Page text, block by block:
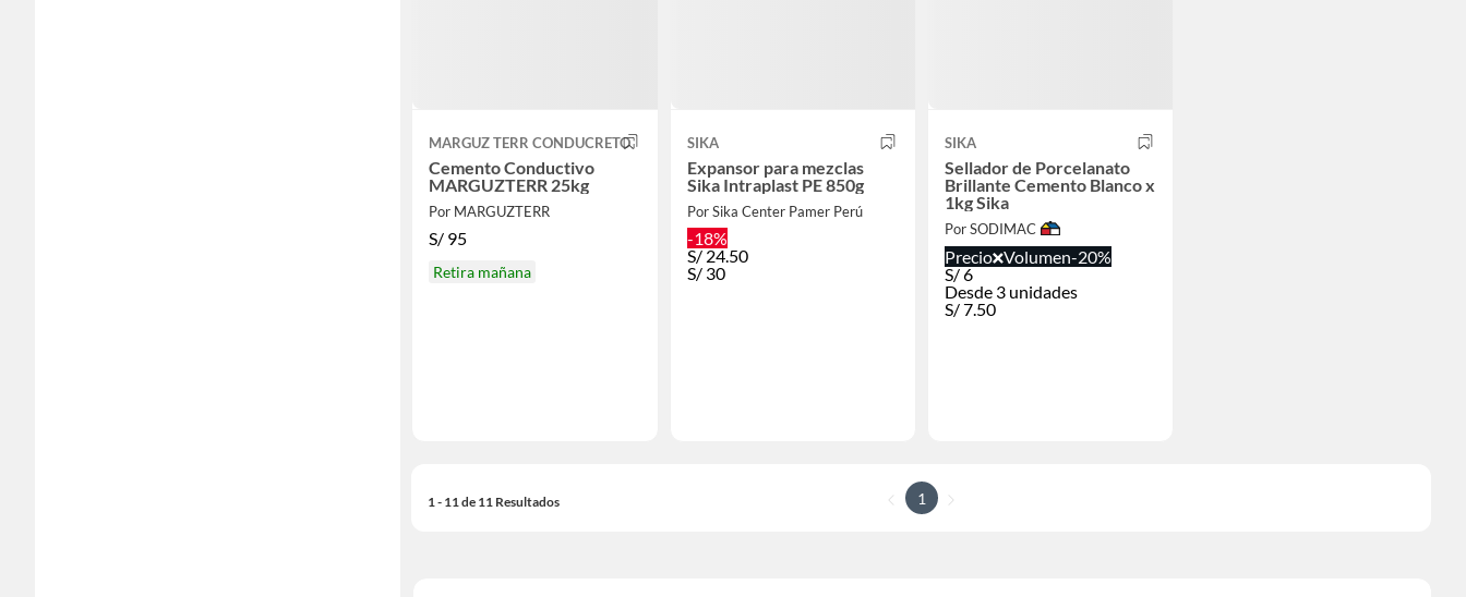
MARGUZ TERR CONDUCRETO
Cemento Conductivo
MARGUZTERR 25kg
Por MARGUZTERR
S/ 95
Retira mañana
SIKA
Expansor para mezclas
Sika Intraplast PE 850g
Por Sika Center Pamer Perú
-18%
S/24.50
S/ 30
SIKA
Sellador de Porcelanato
Brillante Cemento Blanco x
1kg Sika
Por SODIMAC
Precio Volumen-20%
S/6
Desde 3 unidades
S/7.50
1 - 11 de 11 Resultados 1